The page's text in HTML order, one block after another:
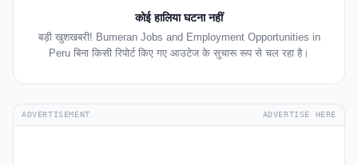
कोई हालिया घटना नहीं
बड़ी खुशखबरी! Bumeran Jobs and Employment Opportunities in
Peru बिना किसी रिपोर्ट किए गए आउटेज के सुचारू रूप से चल रहा है।
ADVERTISEMENT ADVERTISE HERE